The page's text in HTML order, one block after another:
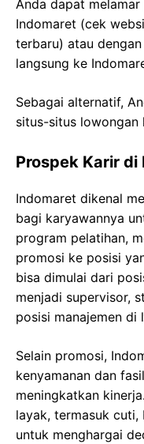
Anda dapat
Indomaret (cek
terbaru) atau
langsung ke
Sebagai alternatif,
situs-situs lowongan
Prospek Karir di
Indomaret dikenal
bagi karyawannya
program pelatihan,
promosi ke posisi
bisa dimulai dari
menjadi supervisor,
posisi manajemen di
Selain promosi,
kenyamanan dan
meningkatkan
layak, termasuk cuti,
untuk menghargai